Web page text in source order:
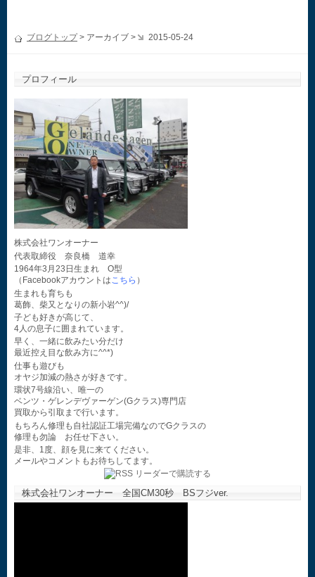
ブログトップ> アーカイブ > 2015-05-24
プロフィール
株式会社ワンオーナー
代表取締役 奈良橋 道幸
1964年3月23日生まれ O型
（Facebookアカウントはこちら ）
生まれも育ちも
葛飾、柴又となりの新小岩^^)/
子ども好きが高じて、
4人の息子に囲まれています。
早く、一緒に飲みたい分だけ
最近控え目な飲み方に^^*)
仕事も遊びも
オヤジ加減の熱さが好きです。
環状7号線沿い、唯一の
ベンツ・ゲレンデヴァーゲン(Gクラス)専門店
買取から引取まで行います。
もちろん修理も自社認証工場完備なのでGクラスの
修理も勿論 お任せ下さい。
是非、1度、顔を見に来てください。
メールやコメントもお待ちしてます。
株式会社ワンオーナー 全国CM30秒 BSフジver.